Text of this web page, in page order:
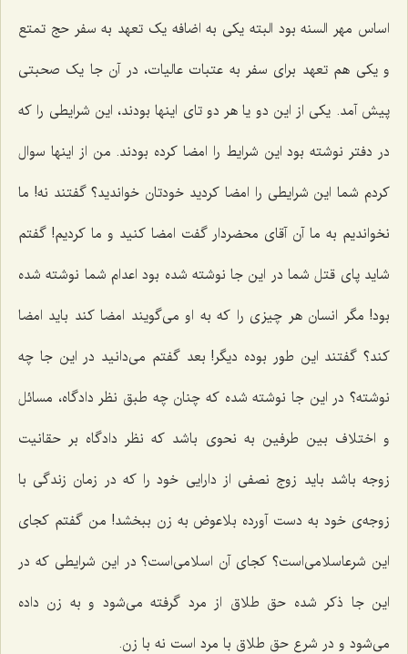
اساس مهر السنه بود البته یکی به اضافه یک تعهد به سفر حج تمتع
و یکی هم تعهد برای سفر به عتبات عالیات، در آن جا یک صحبتی
پیش آمد. یکی از این دو یا هر دو تای اینها بودند، این شرایطی را که
در دفتر نوشته بود این شرایط را امضا کرده بودند. من از اینها سوال
کردم شما این شرایطی را امضا کردید خودتان خواندید؟ گفتند نه! ما
نخواندیم به ما آن آقای محضردار گفت امضا کنید و ما کردیم! گفتم
شاید پای قتل شما در این جا نوشته شده بود اعدام شما نوشته شده
بود! مگر انسان هر چیزی را که به او می‌گویند امضا کند باید امضا
کند؟ گفتند این طور بوده دیگر! بعد گفتم می‌دانید در این جا چه
نوشته؟ در این جا نوشته شده که چنان چه طبق نظر دادگاه، مسائل
و اختلاف بین طرفین به نحوی باشد که نظر دادگاه بر حقانیت
زوجه باشد باید زوج نصفی از دارایی خود را که در زمان زندگی با
زوجه‌ی خود به دست آورده بلاعوض به زن ببخشد! من گفتم کجای
این شرعاسلامی‌است؟ کجای آن اسلامی‌است؟ در این شرایطی که در
این جا ذکر شده حق طلاق از مرد گرفته می‌شود و به زن داده
می‌شود و در شرع حق طلاق با مرد است نه با زن.